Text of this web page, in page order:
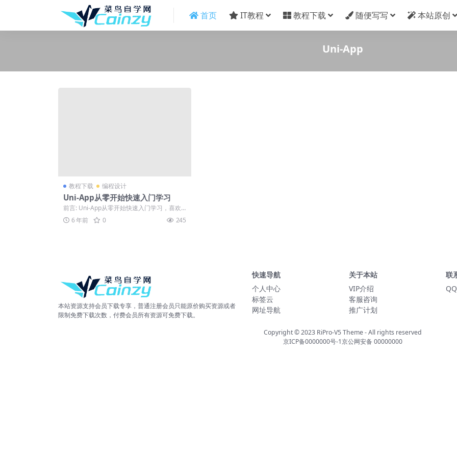
首页 IT教程 教程下载 随便写写 本站原创
Uni-App
教程下载 编程设计
Uni-App从零开始快速入门学习
前言: Uni-App从零开始快速入门学习，喜欢
就下载吧。 正文: 跨端框架un...
6 年前 0 245
本站资源支持会员下载专享，普通注册会员只能原价购买资源或者
限制免费下载次数，付费会员所有资源可免费下载。
快速导航
个人中心
标签云
网址导航
关于本站
VIP介绍
客服咨询
推广计划
联
Copyright © 2023 RiPro-V5 Theme- All rights reserved
京ICP备0000000号-1京公网安备 00000000